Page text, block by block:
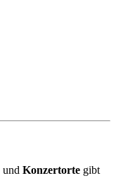
und Konzertorte gibt